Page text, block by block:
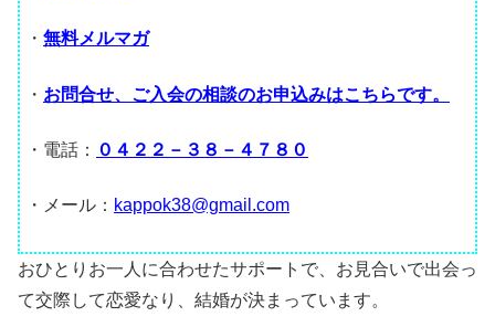
・ 無料メルマガ
・ お問合せ、ご入会の相談のお申込みはこちらです。
・電話： ０４２２－３８－４７８０
・メール： kappok38@gmail.com
おひとりお一人に合わせたサポートで、お見合いで出会っ
て交際して恋愛なり、結婚が決まっています。